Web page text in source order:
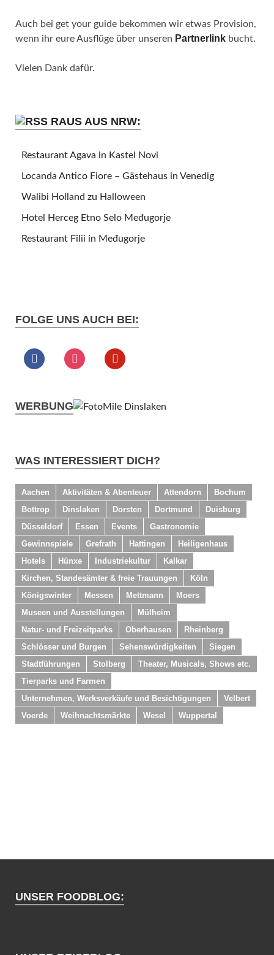
Auch bei get your guide bekommen wir etwas Provision,
wenn ihr eure Ausflüge über unseren Partnerlink bucht.
Vielen Dank dafür.
RAUS AUS NRW:
Restaurant Agava in Kastel Novi
Locanda Antico Fiore – Gästehaus in Venedig
Walibi Holland zu Halloween
Hotel Herceg Etno Selo Međugorje
Restaurant Filii in Međugorje
FOLGE UNS AUCH BEI:
WERBUNG
WAS INTERESSIERT DICH?
Aachen Aktivitäten & Abenteuer Attendorn
Bochum
Bottrop
Dinslaken Dorsten Dortmund
Duisburg
Düsseldorf
Essen Events
Gastronomie
Gewinnspiele
Grefrath Hattingen
Heiligenhaus
Hotels
Hünxe Industriekultur
Kalkar
Kirchen, Standesämter & freie Trauungen
Köln
Königswinter
Messen Mettmann
Moers
Museen und Ausstellungen
Mülheim
Natur- und Freizeitparks
Oberhausen
Rheinberg
Schlösser und Burgen
Sehenswürdigkeiten
Siegen
Stadtführungen
Stolberg
Theater, Musicals, Shows etc.
Tierparks und Farmen
Unternehmen, Werksverkäufe und Besichtigungen
Velbert
Voerde
Weihnachtsmärkte Wesel Wuppertal
UNSER FOODBLOG: